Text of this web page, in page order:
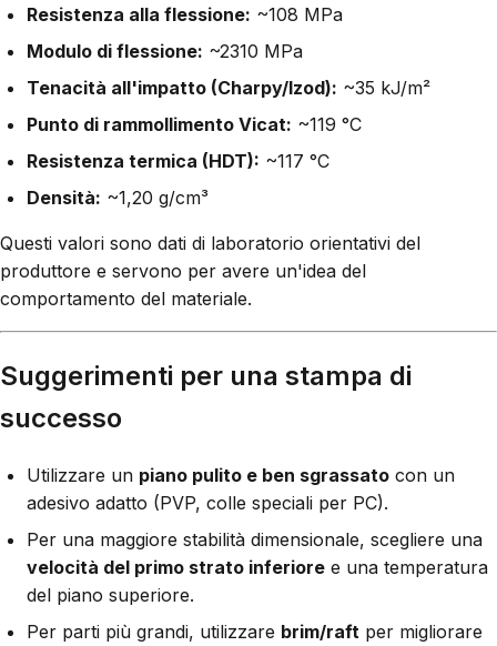
Resistenza alla flessione: ~108 MPa
Modulo di flessione: ~2310 MPa
Tenacità all'impatto (Charpy/Izod): ~35 kJ/m²
Punto di rammollimento Vicat: ~119 °C
Resistenza termica (HDT): ~117 °C
Densità: ~1,20 g/cm³
Questi valori sono dati di laboratorio orientativi del
produttore e servono per avere un'idea del
comportamento del materiale.
Suggerimenti per una stampa di
successo
Utilizzare un piano pulito e ben sgrassato con un
adesivo adatto (PVP, colle speciali per PC).
Per una maggiore stabilità dimensionale, scegliere una
velocità del primo strato inferiore e una temperatura
del piano superiore.
Per parti più grandi, utilizzare brim/raft per migliorare